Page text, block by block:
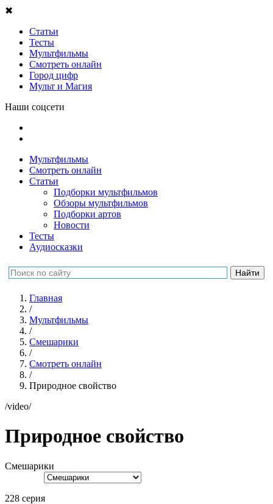
✖
Статьи
Тесты
Мультфильмы
Смотреть онлайн
Город цифр
Мульт и Магия
Наши соцсети
Мультфильмы
Смотреть онлайн
Статьи
Подборки мультфильмов
Обзоры мультфильмов
Подборки артов
Новости
Тесты
Аудиосказки
Главная
/
Мультфильмы
/
Смешарики
/
Смотреть онлайн
/
Природное свойство
/video/
Природное свойство
Смешарики
228 серия